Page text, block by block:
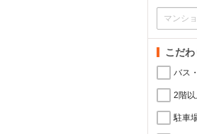
こだ
バス
2階以
駐車